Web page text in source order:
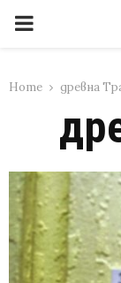
PRIMARY
Home древна